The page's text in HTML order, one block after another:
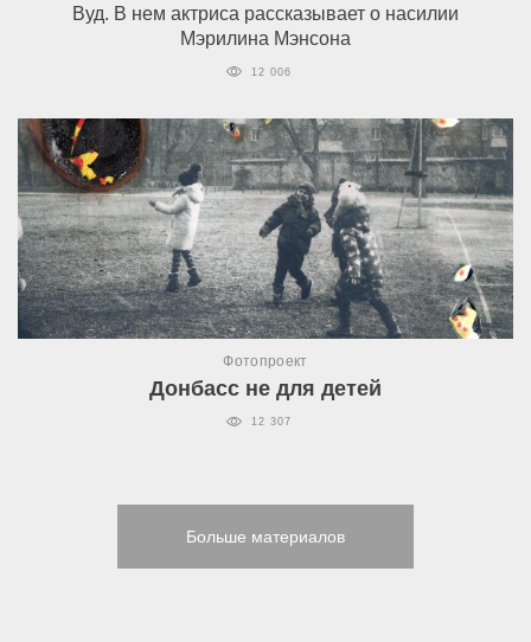
Вуд. В нем актриса рассказывает о насилии
Мэрилина Мэнсона
12 006
Фотопроект
Донбасс не для детей
12 307
Больше материалов